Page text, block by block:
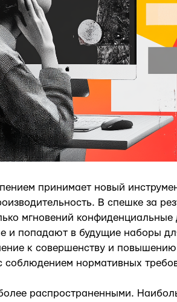
принимает новый
В спешке за
мгновений
и попадают в будущие наборы
к совершенству и
соблюдением нормативных
распространенными.